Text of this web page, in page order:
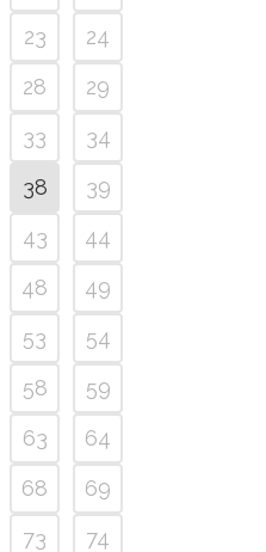
23
24
28
29
33
34
38
39
43
44
48
49
53
54
58
59
63
64
68
69
73
74